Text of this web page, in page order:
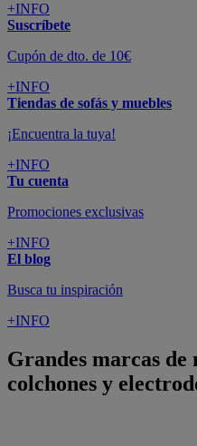
+INFO
Suscríbete
Cupón de dto. de 10€
+INFO
Tiendas de sofás y muebles
¡Encuentra la tuya!
+INFO
Tu cuenta
Promociones exclusivas
+INFO
El blog
Busca tu inspiración
+INFO
Grandes marcas de
colchones y